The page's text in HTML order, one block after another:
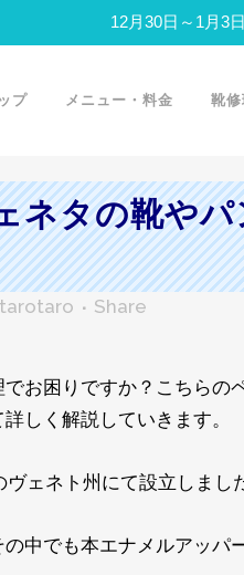
12月30日～1月3
プ メニュー・料金 靴
ネタの靴やパ
tarotaro Share
お困りですか？こちらの
しく解説していきます。
ェネト州にて設立しまし
中でも本エナメルアッパ